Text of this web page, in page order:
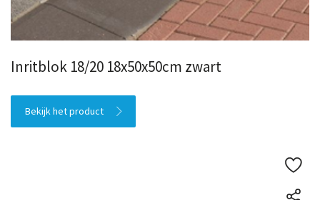
Inritblok 18/20 18x50x50cm zwart
Bekijk het product